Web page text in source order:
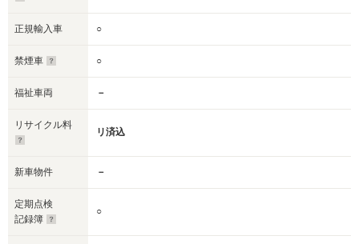
正規輸入車 ○
禁煙車 ○
福祉車両 －
リサイクル料
リ済込
新車物件 －
定期点検
記録簿
○